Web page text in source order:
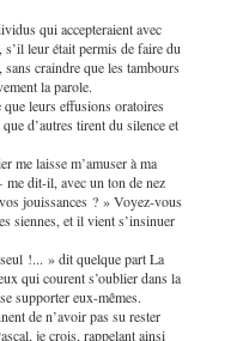
qui accepteraient avec
leur était permis de faire du
sans craindre que les tambours
la parole.
que leurs effusions oratoires
d’autres tirent du silence et
me laisse m’amuser à ma
dit-il, avec un ton de nez
jouissances ? » Voyez-vous
siennes, et il vient s’insinuer
!... » dit quelque part La
qui courent s’oublier dans la
supporter eux-mêmes.
de n’avoir pas su rester
je crois, rappelant ainsi